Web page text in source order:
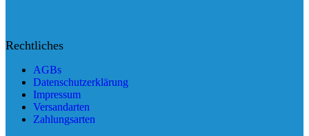
Rechtliches
AGBs
Datenschutzerklärung
Impressum
Versandarten
Zahlungsarten